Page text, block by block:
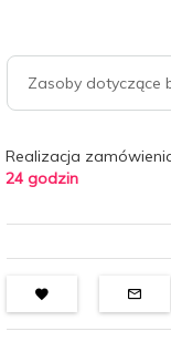
Zasoby dotyczące
Realizacja
24 godzin